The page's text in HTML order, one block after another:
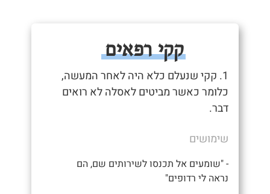
קקי רפאים
1. קקי שנעלם כלא היה לאחר המעשה,
כלומר כאשר מביטים לאסלה לא רואים
דבר.
שימושים
- "שומעים אל תכנסו לשירותים שם, הם
נראה לי רדופים"